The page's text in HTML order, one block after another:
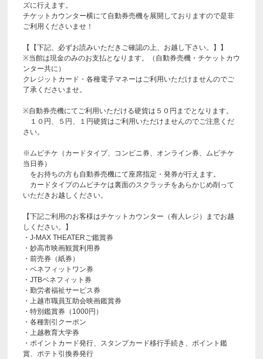
ズに行えます。
チケットカウンター横にて自動券売機を展開しておりますので是非
ご利用くださいませ！
【【下記、必ずお読みいただきご確認の上、お越し下さい。】】
※当館は現金のみのお支払となります。（自動券売機・チケットカウ
ンター共に）
クレジットカード・各種電子マネーはご利用いただけませんのでご
了承くださいませ。
※自動券売機にてご利用いただける硬貨は５０円までとなります。
１０円、５円、１円硬貨はご利用いただけませんのでご注意くだ
さい。
※ムビチケ（カードタイプ、コンビニ券、オンライン券、ムビチケ
当日券）
をお持ちの方も自動券売機にて座席指定・発券が行えます。
カードタイプのムビチケは裏面のスクラッチをあらかじめ削って
いただきお越しください。
【下記ご利用のお客様はチケットカウンター（有人レジ）までお越
しください。】
・J-MAX THEATERご鑑賞券
・妙高市映画観賞利用券
・前売券（紙券）
・ベネフィットワン券
・JTBベネフィット券
・勤労者福祉サービス券
・上越市職員互助会映画鑑賞券
・特別鑑賞券（1000円）
・各種割引クーポン
・上越教育大学券
・ポイントカード発行、スタンプカード移行手続き、ポイント鑑
賞、ポテト引換券発行